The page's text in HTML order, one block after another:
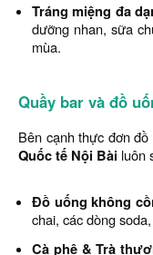
Tráng miệng đa
dưỡng nhan, sữa
mùa.
Quầy bar và đồ
Bên cạnh thực đơn
Quốc tế Nội Bài luôn
Đồ uống không
chai, các dòng
Cà phê & Trà